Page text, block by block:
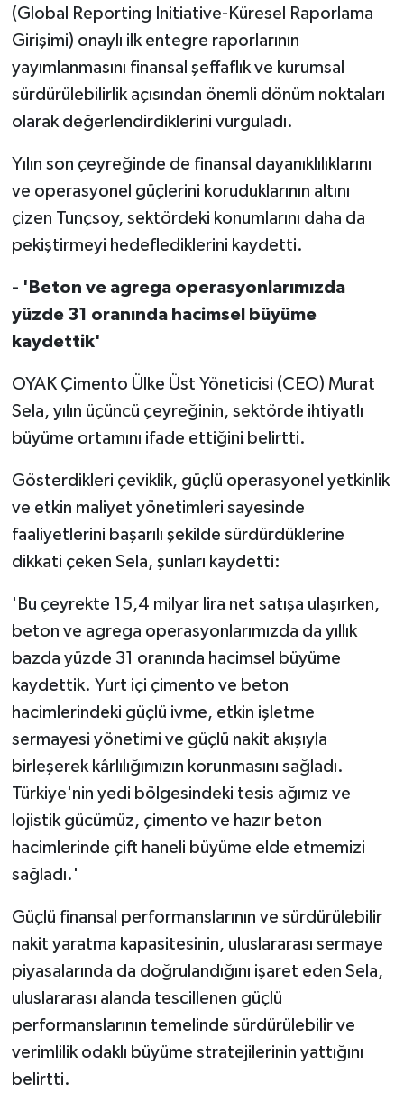
(Global Reporting Initiative-Küresel Raporlama
Girişimi) onaylı ilk entegre raporlarının
yayımlanmasını finansal şeffaflık ve kurumsal
sürdürülebilirlik açısından önemli dönüm noktaları
olarak değerlendirdiklerini vurguladı.
Yılın son çeyreğinde de finansal dayanıklılıklarını
ve operasyonel güçlerini koruduklarının altını
çizen Tunçsoy, sektördeki konumlarını daha da
pekiştirmeyi hedeflediklerini kaydetti.
- 'Beton ve agrega operasyonlarımızda
yüzde 31 oranında hacimsel büyüme
kaydettik'
OYAK Çimento Ülke Üst Yöneticisi (CEO) Murat
Sela, yılın üçüncü çeyreğinin, sektörde ihtiyatlı
büyüme ortamını ifade ettiğini belirtti.
Gösterdikleri çeviklik, güçlü operasyonel yetkinlik
ve etkin maliyet yönetimleri sayesinde
faaliyetlerini başarılı şekilde sürdürdüklerine
dikkati çeken Sela, şunları kaydetti:
'Bu çeyrekte 15,4 milyar lira net satışa ulaşırken,
beton ve agrega operasyonlarımızda da yıllık
bazda yüzde 31 oranında hacimsel büyüme
kaydettik. Yurt içi çimento ve beton
hacimlerindeki güçlü ivme, etkin işletme
sermayesi yönetimi ve güçlü nakit akışıyla
birleşerek kârlılığımızın korunmasını sağladı.
Türkiye'nin yedi bölgesindeki tesis ağımız ve
lojistik gücümüz, çimento ve hazır beton
hacimlerinde çift haneli büyüme elde etmemizi
sağladı.'
Güçlü finansal performanslarının ve sürdürülebilir
nakit yaratma kapasitesinin, uluslararası sermaye
piyasalarında da doğrulandığını işaret eden Sela,
uluslararası alanda tescillenen güçlü
performanslarının temelinde sürdürülebilir ve
verimlilik odaklı büyüme stratejilerinin yattığını
belirtti.